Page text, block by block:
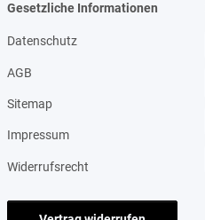
Gesetzliche Informationen
Datenschutz
AGB
Sitemap
Impressum
Widerrufsrecht